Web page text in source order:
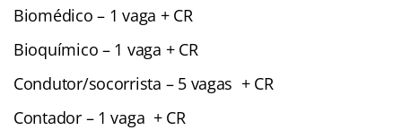
Biomédico – 1 vaga + CR
Bioquímico – 1 vaga + CR
Condutor/socorrista – 5 vagas + CR
Contador – 1 vaga + CR